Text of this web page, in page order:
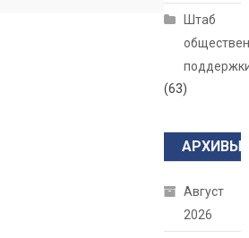
Штаб
(63)
АРХИВЫ
Август
2026